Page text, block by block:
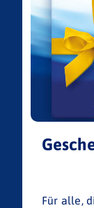
Für alle,